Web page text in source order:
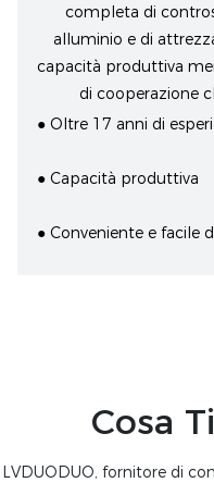
completa di
alluminio e di
capacità produttiva
di cooperazione
● Oltre 17 anni di
● Capacità produttiva
● Conveniente e facile
Cosa
LVDUODUO, fornitore di